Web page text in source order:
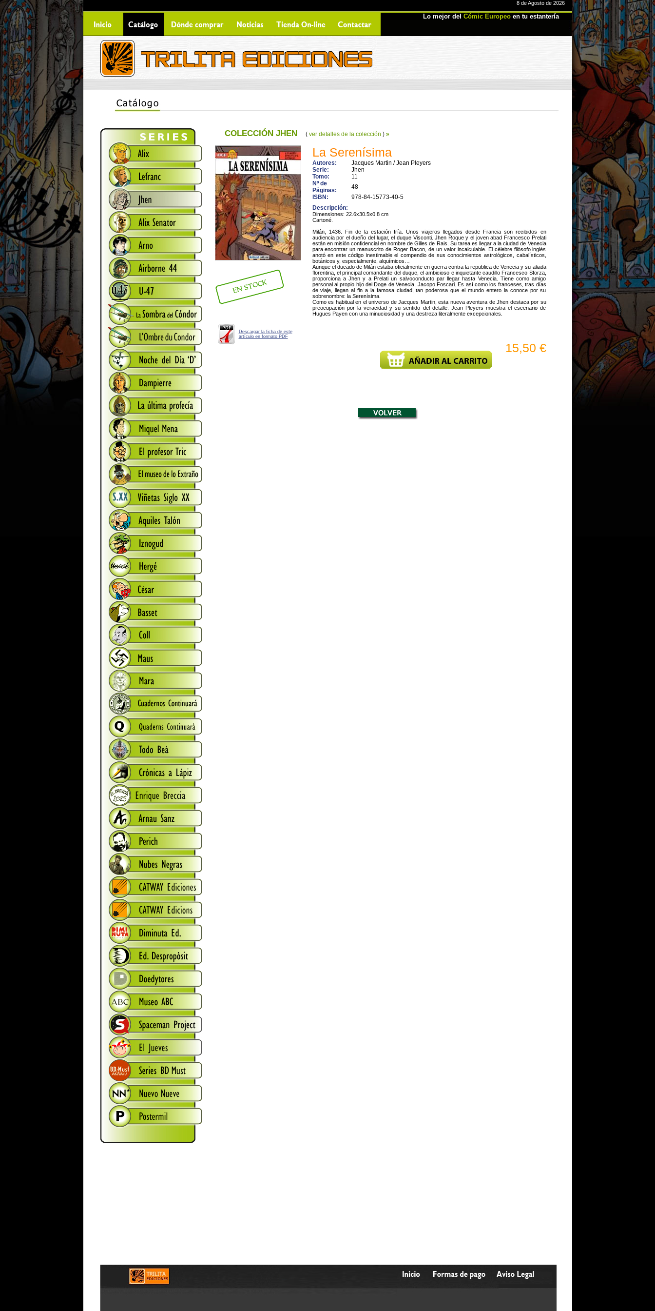
8 de Agosto de 2026
Lo mejor del Cómic Europeoen tu estantería
COLECCIÓN JHEN ( ver detalles de la colección ) »
Descargar la ficha de este
artículo en formato PDF
La Serenísima
Autores:
Jacques Martin / Jean Pleyers
Serie:
Jhen
Tomo:
11
Nº de
Páginas:
48
ISBN:
978-84-15773-40-5
Descripción:
Dimensiones: 22.6x30.5x0.8 cm
Cartoné.
Milán, 1436. Fin de la estación fría. Unos viajeros llegados desde Francia son recibidos en
audiencia por el dueño del lugar, el duque Visconti. Jhen Roque y el joven abad Francesco Prelati
están en misión confidencial en nombre de Gilles de Rais. Su tarea es llegar a la ciudad de Venecia
para encontrar un manuscrito de Roger Bacon, de un valor incalculable. El célebre filósofo inglés
anotó en este código inestimable el compendio de sus conocimientos astrológicos, cabalísticos,
botánicos y, especialmente, alquímicos…
Aunque el ducado de Milán estaba oficialmente en guerra contra la republica de Venecia y su aliada
florentina, el principal comandante del duque, el ambicioso e inquietante caudillo Francesco Sforza,
proporciona a Jhen y a Prelati un salvoconducto par llegar hasta Venecia. Tiene como amigo
personal al propio hijo del Doge de Venecia, Jacopo Foscari. Es así como los franceses, tras días
de viaje, llegan al fin a la famosa ciudad, tan poderosa que el mundo entero la conoce por su
sobrenombre: la Serenísima.
Como es habitual en el universo de Jacques Martin, esta nueva aventura de Jhen destaca por su
preocupación por la veracidad y su sentido del detalle. Jean Pleyers muestra el escenario de
Hugues Payen con una minuciosidad y una destreza literalmente excepcionales.
15,50 €